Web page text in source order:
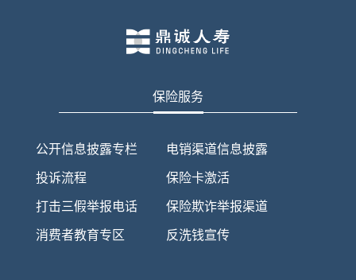
保险服务
公开信息披露专栏
投诉流程
打击三假举报电话
消费者教育专区
电销渠道信息披露
保险卡激活
保险欺诈举报渠道
反洗钱宣传